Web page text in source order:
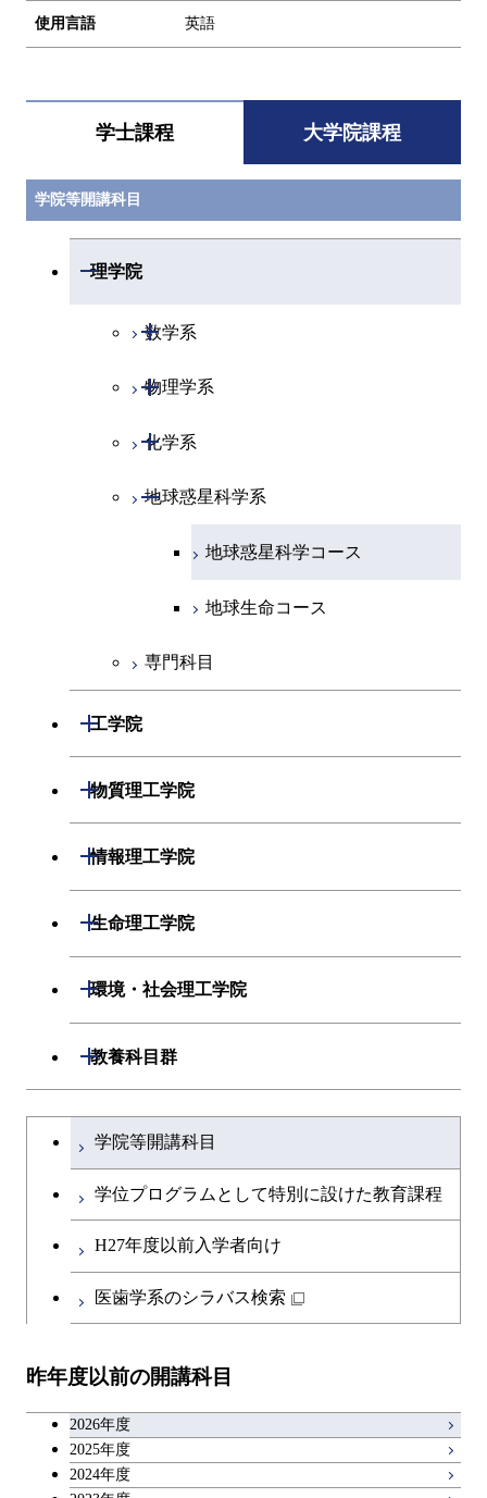
使用言語 英語
学士課程 大学院課程
学院等開講科目
理学院
開閉
数学系
開閉
数学コース
物理学系
開閉
物質・情報卓越コース
化学系
開閉
化学コース
エネルギーコース
エネルギー・情報コース
物質・情報卓越コース
地球惑星科学系
開閉
地球惑星科学コース
地球生命コース
専門科目
工学院
開閉
機械系
開閉
エネルギーコース
エンジニアリングデザイン
ライフエンジニアリングコ
ース
原子核工学コース
人間医療科学技術コース
超スマート社会卓越コース
システム制御コース
コース
超スマート社会卓越コース
電気電子系
開閉
エネルギーコース
ライフエンジニアリングコ
ース
原子核工学コース
人間医療科学技術コース
物質・情報卓越コース
超スマート社会卓越コース
情報通信コース
コース
ライフエンジニアリングコ
ース
人間医療科学技術コース
超スマート社会卓越コース
経営工学系
開閉
エンジニアリングデザイン
コース
超スマート社会卓越コース
専門科目
物質理工学院
開閉
材料系
開閉
エネルギーコース
原子核工学コース
人間医療科学技術コース
応用化学コース
ース
原子核工学コース
物質・情報卓越コース
専門科目
情報理工学院
開閉
数理・計算科学系
開閉
知能情報コース
情報工学コース
知能情報コース
エネルギー・情報コース
人間医療科学技術コース
物質・情報卓越コース
超スマート社会卓越コース
専門科目
生命理工学院
開閉
生命理工学系
開閉
ライフエンジニアリングコ
ース
地球生命コース
物質・情報卓越コース
環境・社会理工学院
開閉
建築学系
開閉
コース
都市・環境学コース
超スマート社会卓越コース
エンジニアリングデザイン
コース
都市・環境学コース
開閉
地球環境共創コース
エネルギーコース
エネルギー・情報コース
エンジニアリングデザイン
原子核工学コース
社会・人間科学系
社会・人間科学コース
超スマート社会卓越コース
イノベーション科学系
イノベーション科学コース
人間医療科学技術コース
技術経営専門職学位課程
開閉
技術経営専門職学位課程
専門科目
教養科目群
開閉
文系教養科目
英語科目
第二外国語科目
キャリア科目
大学院課程を切り替える
学院等開講科目
学位プログラムとして特別に設けた教育課程
H27年度以前入学者向け
医歯学系のシラバス検索
昨年度以前の開講科目
2026年度
2025年度
2024年度